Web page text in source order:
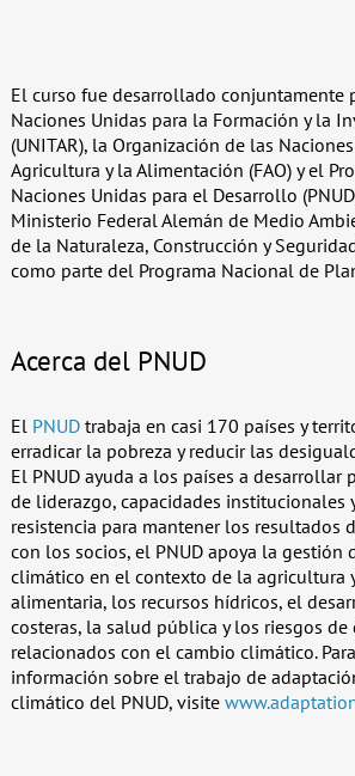
El curso fue desarrollado conjuntamente
Naciones Unidas para la Formación y la
(UNITAR), la Organización de las
Agricultura y la Alimentación (FAO) y el
Naciones Unidas para el Desarrollo
Ministerio Federal Alemán de Medio
de la Naturaleza, Construcción y
como parte del Programa Nacional de
Acerca del PNUD
El PNUDtrabaja en casi 170 países y
erradicar la pobreza y reducir las
El PNUD ayuda a los países a desarrollar
de liderazgo, capacidades institucionales
resistencia para mantener los resultados
con los socios, el PNUD apoya la gestión
climático en el contexto de la agricultura
alimentaria, los recursos hídricos, el
costeras, la salud pública y los riesgos de
relacionados con el cambio climático.
información sobre el trabajo de
climático del PNUD, visite